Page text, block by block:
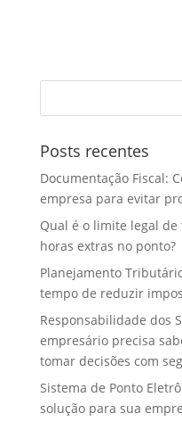
Posts recentes
Documentação Fiscal:
empresa para evitar
Qual é o limite legal
horas extras no ponto?
Planejamento
tempo de reduzir
Responsabilidade dos
empresário precisa
tomar decisões com
Sistema de Ponto
solução para sua